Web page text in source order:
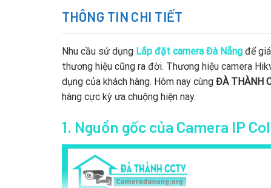
THÔNG TIN CHI TIẾT
Nhu cầu sử dụng Lắp đặt camera Đà Nẵng để
thương hiệu cũng ra đời. Thương hiệu camera
dụng của khách hàng. Hôm nay cùng ĐÀ THÀNH
hàng cực kỳ ưa chuộng hiện nay.
1. Nguồn gốc của Camera IP